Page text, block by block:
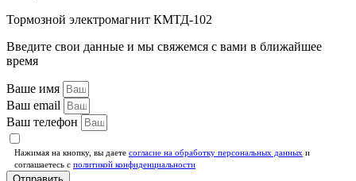
Тормозной электромагнит КМТД-102
Введите свои данные и мы свяжемся с вами в ближайшее
время
Ваше имя
Ваш email
Ваш телефон
Нажимая на кнопку, вы даете согласие на обработку персональных данных и
соглашаетесь c политикой конфиденциальности